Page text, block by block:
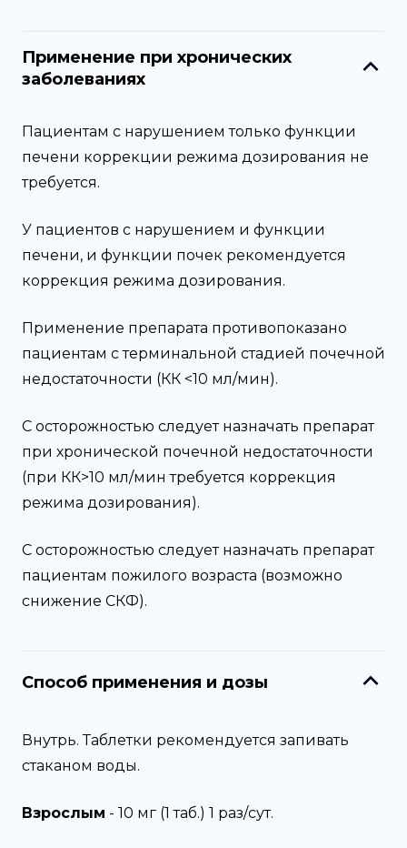
Применение при хронических
заболеваниях
Пациентам с нарушением только функции
печени коррекции режима дозирования не
требуется.
У пациентов с нарушением и функции
печени, и функции почек рекомендуется
коррекция режима дозирования.
Применение препарата противопоказано
пациентам с терминальной стадией почечной
недостаточности (КК <10 мл/мин).
С осторожностью следует назначать препарат
при хронической почечной недостаточности
(при КК>10 мл/мин требуется коррекция
режима дозирования).
С осторожностью следует назначать препарат
пациентам пожилого возраста (возможно
снижение СКФ).
Способ применения и дозы
Внутрь. Таблетки рекомендуется запивать
стаканом воды.
Взрослым - 10 мг (1 таб.) 1 раз/сут.